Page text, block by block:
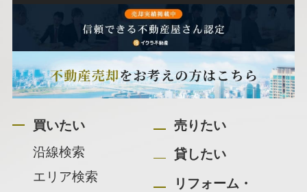
買いたい
沿線検索
エリア検索
売りたい
貸したい
リフォーム・